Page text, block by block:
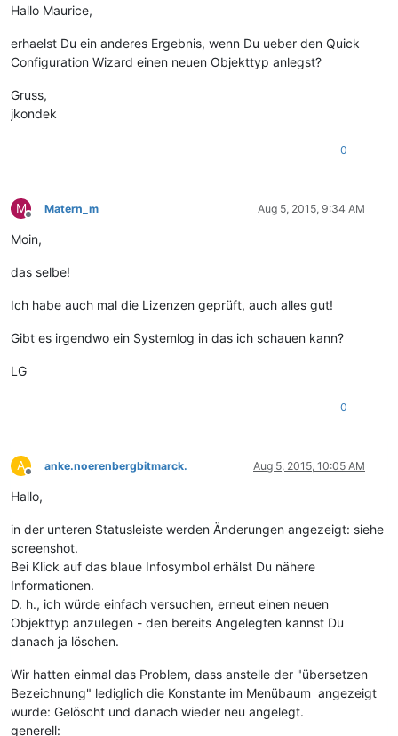
Hallo Maurice,
erhaelst Du ein anderes Ergebnis, wenn Du ueber den Quick
Configuration Wizard einen neuen Objekttyp anlegst?
Gruss,
jkondek
0
M
Offline
Matern_m Aug 5, 2015, 9:34 AM
Moin,
das selbe!
Ich habe auch mal die Lizenzen geprüft, auch alles gut!
Gibt es irgendwo ein Systemlog in das ich schauen kann?
LG
0
A
Offline
anke.noerenbergbitmarck. Aug 5, 2015, 10:05 AM
Hallo,
in der unteren Statusleiste werden Änderungen angezeigt: siehe
screenshot.
Bei Klick auf das blaue Infosymbol erhälst Du nähere
Informationen.
D. h., ich würde einfach versuchen, erneut einen neuen
Objekttyp anzulegen - den bereits Angelegten kannst Du
danach ja löschen.
Wir hatten einmal das Problem, dass anstelle der "übersetzen
Bezeichnung" lediglich die Konstante im Menübaum angezeigt
wurde: Gelöscht und danach wieder neu angelegt.
generell: